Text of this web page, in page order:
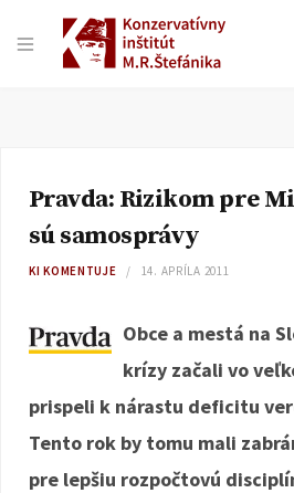
Pravda: Rizikom pre
sú samosprávy
KI KOMENTUJE 14. APRÍLA 2011
Obce a mestá na
krízy začali vo
prispeli k nárastu deficitu
Tento rok by tomu mali
pre lepšiu rozpočtovú